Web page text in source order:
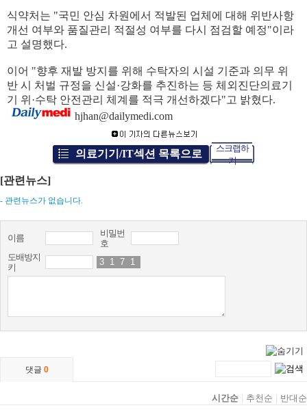
식약처는 "국민 안심 차원에서 적발된 업체에 대해 위반사항
개선 여부와 품질관리 적절성 여부를 다시 점검할 예정"이라
고 설명했다.
이어 "향후 재발 방지를 위해 수탁자의 시설 기준과 의무 위
반 시 처벌 규정을 신설·강화를 추진하는 등 체외진단의료기
기 위·수탁 안전관리 체계를 적극 개선하겠다"고 밝혔다.
hjhan@dailymedi.com
의료기기/IT섹션 목록으로
스크랩하
기
[관련뉴스]
- 관련뉴스가 없습니다.